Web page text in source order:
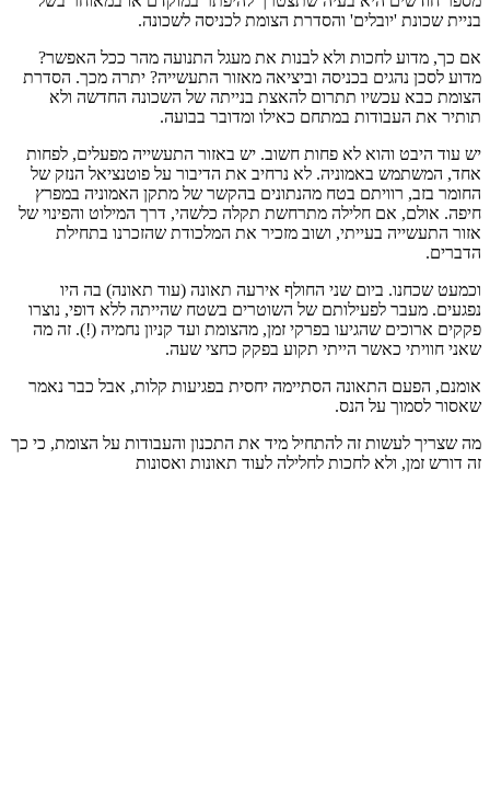
בניית שכונת 'יובלים' והסדרת הצומת לכניסה לשכונה.
אם כך, מדוע לחכות ולא לבנות את מעגל התנועה מהר ככל האפשר?
מדוע לסכן נהגים בכניסה וביציאה מאזור התעשייה? יתרה מכך. הסדרת
הצומת כבא עכשיו תתרום להאצת בנייתה של השכונה החדשה ולא
תותיר את העבודות במתחם כאילו ומדובר בבועה.
יש עוד היבט והוא לא פחות חשוב. יש באזור התעשייה מפעלים, לפחות
אחד, המשתמש באמוניה. לא נרחיב את הדיבור על פוטנציאל הנזק של
החומר בזב, רוויתם בטח מהנתונים בהקשר של מתקן האמוניה במפרץ
חיפה. אולם, אם חלילה מתרחשת תקלה כלשהי, דרך המילוט והפינוי של
אזור התעשייה בעייתי, ושוב מזכיר את המלכודת שהזכרנו בתחילת
הדברים.
וכמעט שכחנו. ביום שני החולף אירעה תאונה (עוד תאונה) בה היו
נפגעים. מעבר לפעילותם של השוטרים בשטח שהייתה ללא דופי, נוצרו
פקקים ארוכים שהגיעו בפרקי זמן, מהצומת ועד קניון נחמיה (!). זה מה
שאני חוויתי כאשר הייתי תקוע בפקק כחצי שעה.
אומנם, הפעם התאונה הסתיימה יחסית בפגיעות קלות, אבל כבר נאמר
שאסור לסמוך על הנס.
מה שצריך לעשות זה להתחיל מיד את התכנון והעבודות על הצומת, כי כך
זה דורש זמן, ולא לחכות לחלילה לעוד תאונות ואסונות